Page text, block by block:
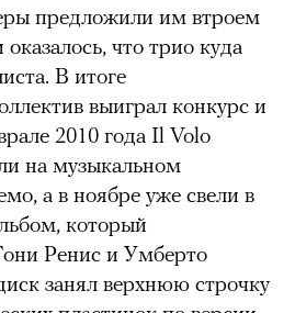
предложили им втроем
что трио куда
В итоге
выиграл конкурс и
2010 года Il Volo
на музыкальном
а в ноябре уже свели в
который
Ренис и Умберто
занял верхнюю строчку